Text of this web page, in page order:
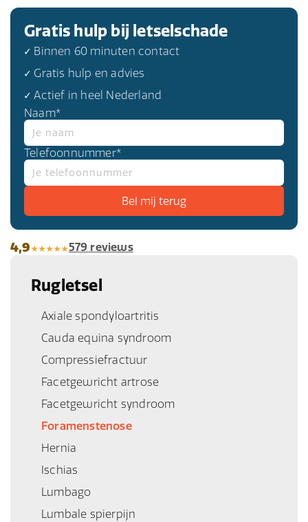
Gratis hulp bij letselschade
✓ Binnen 60 minuten contact
✓ Gratis hulp en advies
✓ Actief in heel Nederland
Naam*
Telefoonnummer*
4,9 579 reviews
Rugletsel
Axiale spondyloartritis
Cauda equina syndroom
Compressiefractuur
Facetgewricht artrose
Facetgewricht syndroom
Foramenstenose
Hernia
Ischias
Lumbago
Lumbale spierpijn